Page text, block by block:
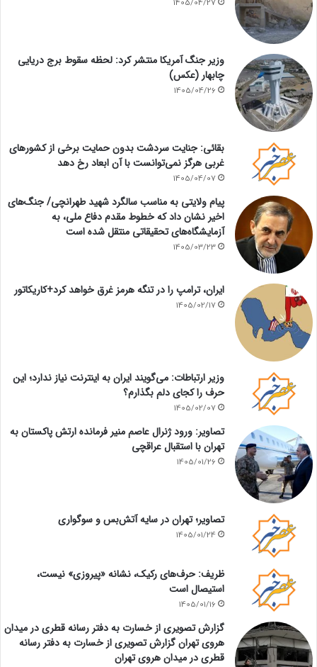
1405/04/27
وزیر جنگ آمریکا منتشر کرد: لحظه سقوط برج دریایی
چابهار (عکس)
1405/04/26
بقائی: جنایت سردشت بدون حمایت برخی از کشورهای
غربی هرگز نمی‌توانست با آن ابعاد رخ دهد
1405/04/07
پیام ولایتی به مناسب سالگرد شهید طهرانچی/ جنگ‌های
اخیر نشان داد که خطوط مقدم دفاع ملی، به
آزمایشگاه‌های تحقیقاتی منتقل شده است
1405/03/23
ایران، ترامپ را در تنگه هرمز غرق خواهد کرد+کاریکاتور
1405/02/17
وزیر ارتباطات: می‌گویند ایران به اینترنت نیاز ندارد؛ این
حرف را کجای دلم بگذارم؟
1405/02/07
تصاویر: ورود ژنرال عاصم منیر فرمانده ارتش پاکستان به
تهران با استقبال عراقچی
1405/01/26
تصاویر؛ تهران در سایه آتش‌بس و سوگواری
1405/01/24
ظریف: حرف‌های رکیک، نشانه «پیروزی» نیست،
استیصال است
1405/01/16
گزارش تصویری از خسارت به دفتر رسانه قطری در میدان
هروی تهران گزارش تصویری از خسارت به دفتر رسانه
قطری در میدان هروی تهران